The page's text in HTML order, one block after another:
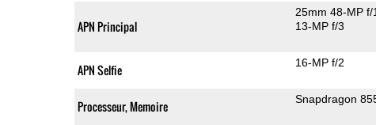
APN Principal
25mm 48-MP f/
13-MP f/3
APN Selfie 16-MP f/2
Processeur, Memoire Snapdragon